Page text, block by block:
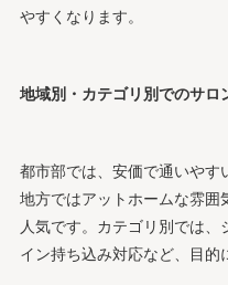
やすくなります。
地域別・カテゴリ別でのサロ
都市部では、安価で通いやす
地方ではアットホームな雰囲
人気です。カテゴリ別では
イン持ち込み対応など、目的